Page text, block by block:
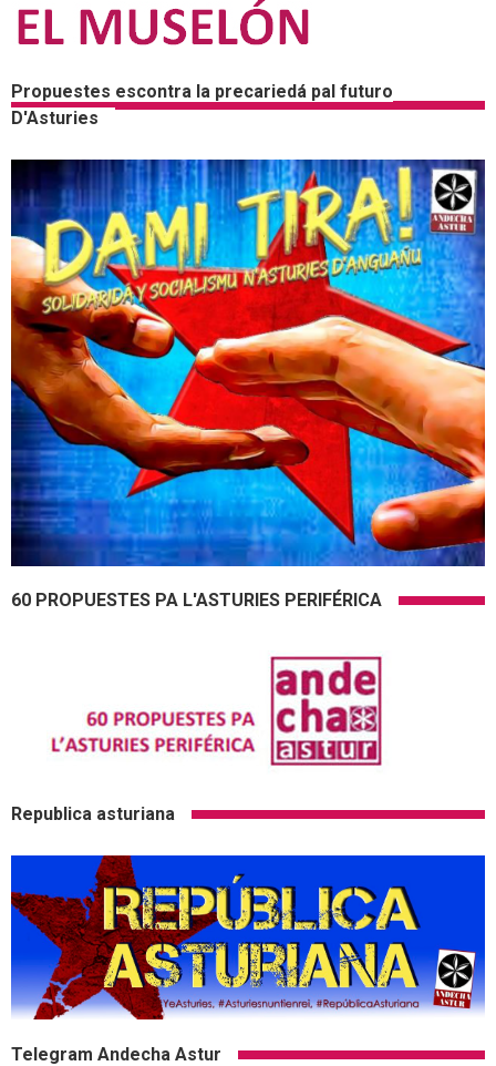
Propuestes escontra la precariedá pal futuro
D'Asturies
60 PROPUESTES PA L'ASTURIES PERIFÉRICA
Republica asturiana
Telegram Andecha Astur